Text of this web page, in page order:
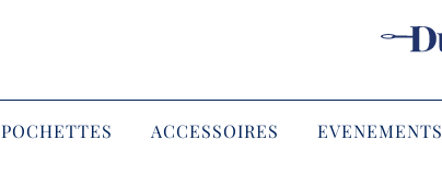
POCHETTES ACCESSOIRES EVENEMENTS